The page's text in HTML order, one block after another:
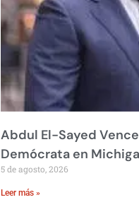
Abdul El-Sayed
Demócrata en
5 de agosto, 2026
Leer más »